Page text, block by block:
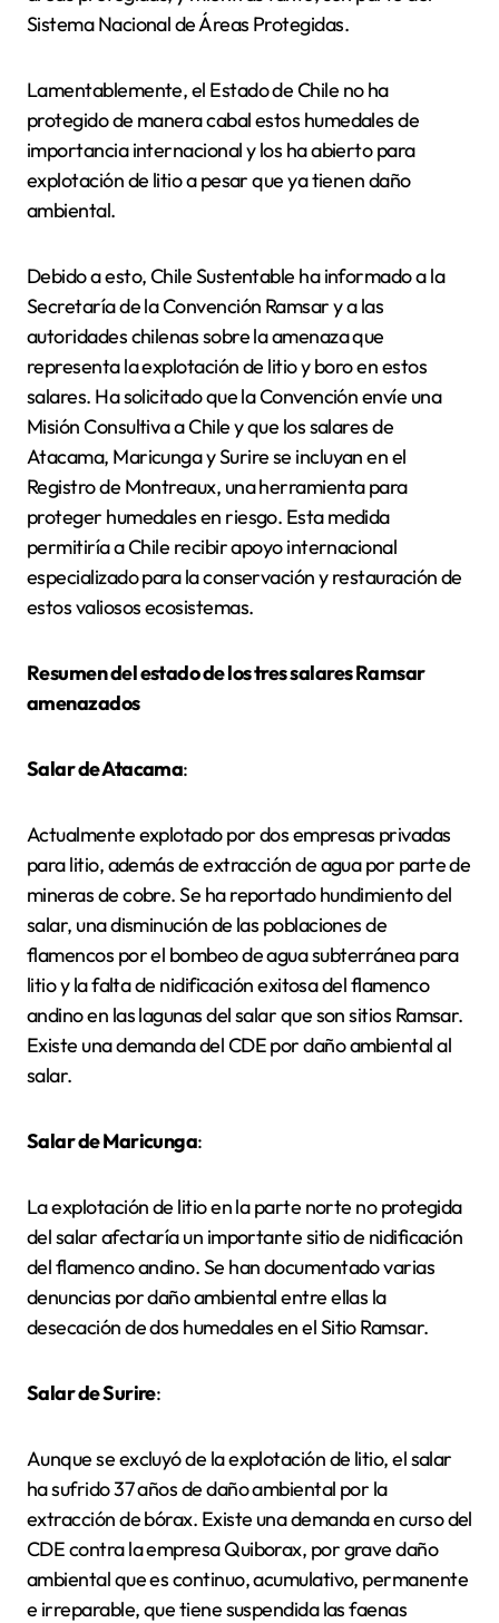
Sistema Nacional de Áreas Protegidas.
Lamentablemente, el Estado de Chile no ha
protegido de manera cabal estos humedales de
importancia internacional y los ha abierto para
explotación de litio a pesar que ya tienen daño
ambiental.
Debido a esto, Chile Sustentable ha informado a la
Secretaría de la Convención Ramsar y a las
autoridades chilenas sobre la amenaza que
representa la explotación de litio y boro en estos
salares. Ha solicitado que la Convención envíe una
Misión Consultiva a Chile y que los salares de
Atacama, Maricunga y Surire se incluyan en el
Registro de Montreaux, una herramienta para
proteger humedales en riesgo. Esta medida
permitiría a Chile recibir apoyo internacional
especializado para la conservación y restauración de
estos valiosos ecosistemas.
Resumen del estado de los tres salares Ramsar
amenazados
Salar de Atacama:
Actualmente explotado por dos empresas privadas
para litio, además de extracción de agua por parte de
mineras de cobre. Se ha reportado hundimiento del
salar, una disminución de las poblaciones de
flamencos por el bombeo de agua subterránea para
litio y la falta de nidificación exitosa del flamenco
andino en las lagunas del salar que son sitios Ramsar.
Existe una demanda del CDE por daño ambiental al
salar.
Salar de Maricunga:
La explotación de litio en la parte norte no protegida
del salar afectaría un importante sitio de nidificación
del flamenco andino. Se han documentado varias
denuncias por daño ambiental entre ellas la
desecación de dos humedales en el Sitio Ramsar.
Salar de Surire:
Aunque se excluyó de la explotación de litio, el salar
ha sufrido 37 años de daño ambiental por la
extracción de bórax. Existe una demanda en curso del
CDE contra la empresa Quiborax, por grave daño
ambiental que es continuo, acumulativo, permanente
e irreparable, que tiene suspendida las faenas